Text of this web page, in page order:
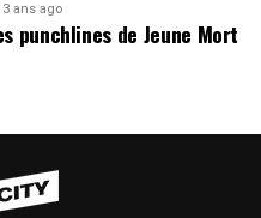
3 ans ago
punchlines de Jeune Mort